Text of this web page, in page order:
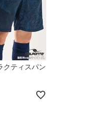
クティスパン